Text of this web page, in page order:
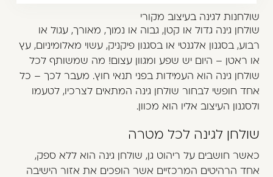
שולחנות לגינה בעיצוב מקורי
שולחן גינה גדול או קטן, גבוה או נמוך, מאורך, עגול או
רבוע, בסגנון אלגנטי או בסגנון פיקניק, עשוי מאלומיניום, עץ
או ראטן – היום יש שפע ומגוון עצום! מה שמשותף לכל
שולחן גינה הוא העמידות בפני תנאי חוץ. מעבר לכך – כל
אחד חופשי לבחור שולחן גינה המתאים לצרכיו, לטעמו
ולסגנון העיצוב אליו הוא מכוון.
שולחן לגינה לכל מטרה
כאשר חושבים על ריהוט גן, שולחן גינה הוא ללא ספק,
אחד הרהיטים המרכזיים אשר הופכים את אזור הישיבה